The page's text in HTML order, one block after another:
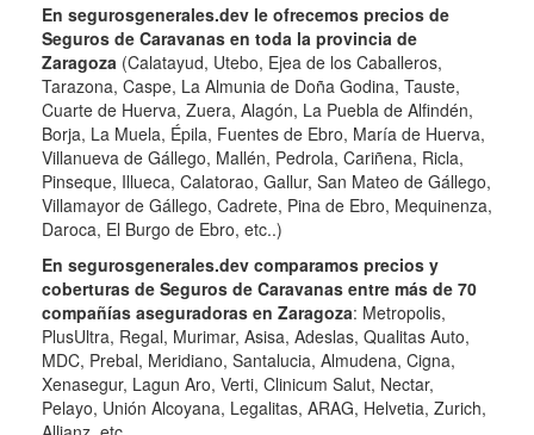
En segurosgenerales.dev le ofrecemos precios de
Seguros de Caravanas en toda la provincia de
Zaragoza (Calatayud, Utebo, Ejea de los Caballeros,
Tarazona, Caspe, La Almunia de Doña Godina, Tauste,
Cuarte de Huerva, Zuera, Alagón, La Puebla de Alfindén,
Borja, La Muela, Épila, Fuentes de Ebro, María de Huerva,
Villanueva de Gállego, Mallén, Pedrola, Cariñena, Ricla,
Pinseque, Illueca, Calatorao, Gallur, San Mateo de Gállego,
Villamayor de Gállego, Cadrete, Pina de Ebro, Mequinenza,
Daroca, El Burgo de Ebro, etc..)
En segurosgenerales.dev comparamos precios y
coberturas de Seguros de Caravanas entre más de 70
compañías aseguradoras en Zaragoza: Metropolis,
PlusUltra, Regal, Murimar, Asisa, Adeslas, Qualitas Auto,
MDC, Prebal, Meridiano, Santalucia, Almudena, Cigna,
Xenasegur, Lagun Aro, Verti, Clinicum Salut, Nectar,
Pelayo, Unión Alcoyana, Legalitas, ARAG, Helvetia, Zurich,